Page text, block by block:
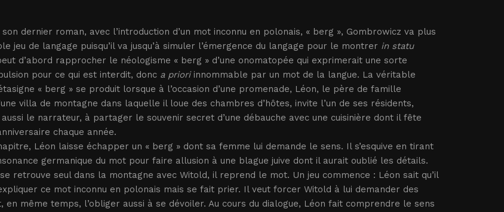
son dernier roman, avec l’introduction d’un mot inconnu en polonais, « berg », Gombrowicz va plus
jeu de langage puisqu’il va jusqu’à simuler l’émergence du langage pour le montrer in statu
d’abord rapprocher le néologisme « berg » d’une onomatopée qui exprimerait une sorte
pour ce qui est interdit, donc a prioriinnommable par un mot de la langue. La véritable
« berg » se produit lorsque à l’occasion d’une promenade, Léon, le père de famille
villa de montagne dans laquelle il loue des chambres d’hôtes, invite l’un de ses résidents,
le narrateur, à partager le souvenir secret d’une débauche avec une cuisinière dont il fête
chaque année.
Léon laisse échapper un « berg » dont sa femme lui demande le sens. Il s’esquive en tirant
germanique du mot pour faire allusion à une blague juive dont il aurait oublié les détails.
retrouve seul dans la montagne avec Witold, il reprend le mot. Un jeu commence : Léon sait qu’il
ce mot inconnu en polonais mais se fait prier. Il veut forcer Witold à lui demander des
en même temps, l’obliger aussi à se dévoiler. Au cours du dialogue, Léon fait comprendre le sens